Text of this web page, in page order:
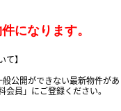
になります。
】
公開ができない最新物件があ
員」にご登録ください。